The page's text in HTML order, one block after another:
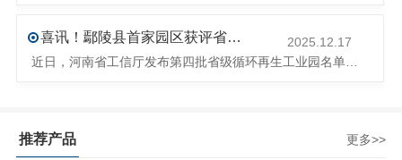
喜讯！鄢陵县首家园区获评省级循环再生工业园
2025.12.17
推荐产品 更多>>